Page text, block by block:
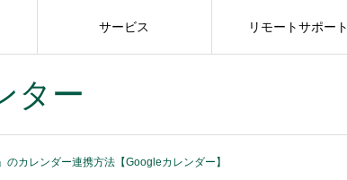
ター
サービス リモートサポート
のカレンダー連携方法【Googleカレンダー】